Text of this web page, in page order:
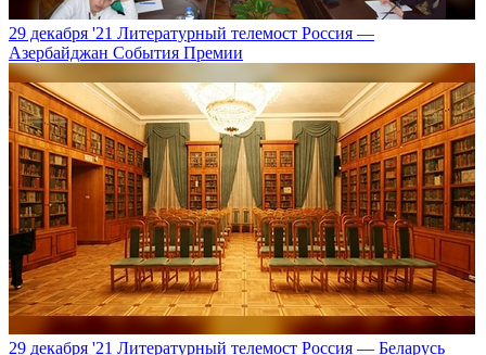
29 декабря '21 Литературный телемост Россия —
Азербайджан События Премии
29 декабря '21 Литературный телемост Россия — Беларусь